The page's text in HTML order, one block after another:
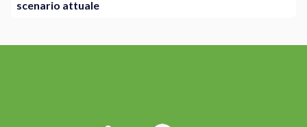
scenario attuale